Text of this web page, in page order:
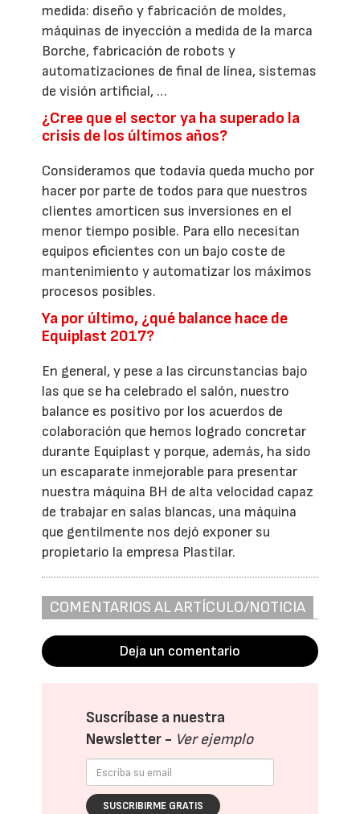
medida: diseño y fabricación de moldes,
máquinas de inyección a medida de la marca
Borche, fabricación de robots y
automatizaciones de final de línea, sistemas
de visión artificial, …
¿Cree que el sector ya ha superado la
crisis de los últimos años?
Consideramos que todavía queda mucho por
hacer por parte de todos para que nuestros
clientes amorticen sus inversiones en el
menor tiempo posible. Para ello necesitan
equipos eficientes con un bajo coste de
mantenimiento y automatizar los máximos
procesos posibles.
Ya por último, ¿qué balance hace de
Equiplast 2017?
En general, y pese a las circunstancias bajo
las que se ha celebrado el salón, nuestro
balance es positivo por los acuerdos de
colaboración que hemos logrado concretar
durante Equiplast y porque, además, ha sido
un escaparate inmejorable para presentar
nuestra máquina BH de alta velocidad capaz
de trabajar en salas blancas, una máquina
que gentilmente nos dejó exponer su
propietario la empresa Plastilar.
COMENTARIOS AL ARTÍCULO/NOTICIA
Deja un comentario
Suscríbase a nuestra
Newsletter - Ver ejemplo
SUSCRIBIRME GRATIS